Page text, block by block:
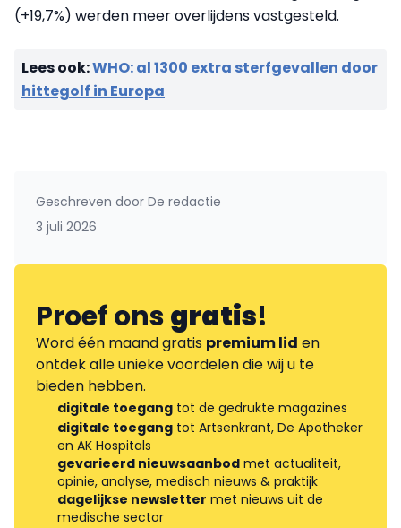
(+19,7%) werden meer overlijdens vastgesteld.
Lees ook:WHO: al 1300 extra sterfgevallen door
hittegolf in Europa
Geschreven door De redactie
3 juli 2026
Proef onsgratis!
Word één maand gratis premium lid en
ontdek alle unieke voordelen die wij u te
bieden hebben.
digitale toegang tot de gedrukte magazines
digitale toegang tot Artsenkrant, De Apotheker
en AK Hospitals
gevarieerd nieuwsaanbod met actualiteit,
opinie, analyse, medisch nieuws & praktijk
dagelijkse newsletter met nieuws uit de
medische sector